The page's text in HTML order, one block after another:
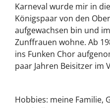
Karneval wurde mir in
Königspaar von den
aufgewachsen bin und
Zunffrauen wohne. Ab
ins Funken Chor
paar Jahren Beisitzer im
Hobbies: meine Familie,